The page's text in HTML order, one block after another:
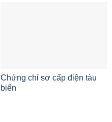
Chứng chỉ sơ cấp điện tàu
biển